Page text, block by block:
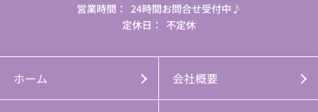
営業時間： 24時間お問合せ受付中♪
定休日：
不定休
ホーム 会社概要